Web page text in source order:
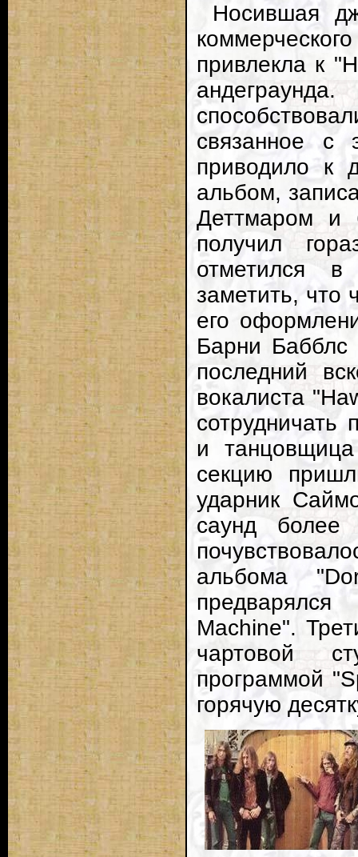
Носившая
привлекла к
связанное с
приводило к
альбом,
Деттмаром и
получил
отметился
заметить, что
его
Барни Бабблс
последний
вокалиста
сотрудничать
и
секцию
ударник
саунд более
альбома
Machine".
чартовой
программой
горячую